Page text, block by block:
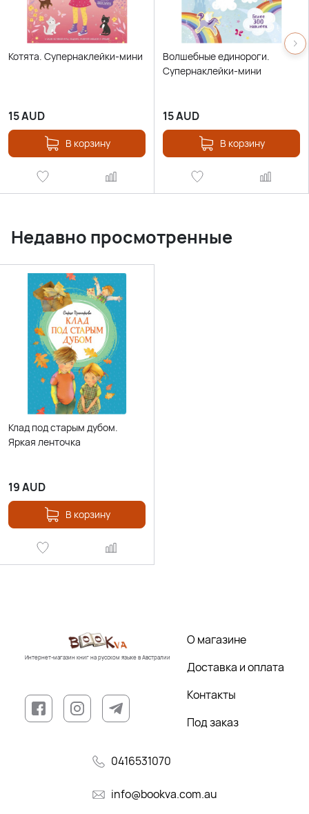
Котята. Супернаклейки-мини
15AUD
В корзину
Волшебные единороги.
Супернаклейки-мини
15AUD
В корзину
Недавно просмотренные
Клад под старым дубом.
Яркая ленточка
19AUD
В корзину
Интернет-магазин книг на русском языке в Австралии
О магазине
Доставка и оплата
Контакты
Под заказ
0416531070
info@bookva.com.au